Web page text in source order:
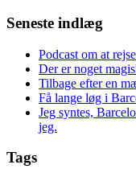
Seneste indlæg
Podcast om at
Der er noget
Tilbage efter en
Få lange løg i
Jeg syntes,
jeg.
Tags